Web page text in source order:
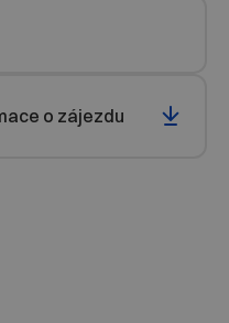
o zájezdu